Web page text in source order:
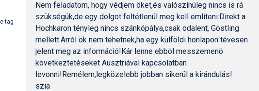
tag
Nem feladatom, hogy védjem öket,és valószínüleg nincs is rá
szükségük,de egy dolgot feltétlenül meg kell említeni:Direkt a
Hochkaron tényleg nincs szánkópálya,csak odalent, Göstling
mellett.Arról ök nem tehetnek,ha egy külföldi honlapon tévesen
jelent meg az információ!Kár lenne ebböl messzemenö
következtetéseket Ausztriával kapcsolatban
levonni!Remélem,legközelebb jobban sikerül a kirándulás!
szia